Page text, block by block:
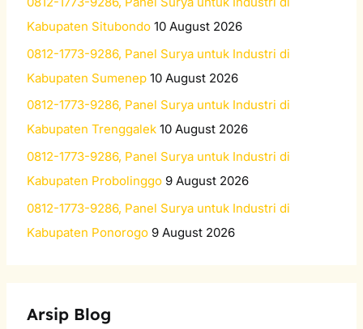
f
Kabupaten Situbondo 10 August 2026
0812-1773-9286, Panel Surya untuk Industri di
Kabupaten Sumenep 10 August 2026
0812-1773-9286, Panel Surya untuk Industri di
Kabupaten Trenggalek 10 August 2026
0812-1773-9286, Panel Surya untuk Industri di
Kabupaten Probolinggo 9 August 2026
0812-1773-9286, Panel Surya untuk Industri di
Kabupaten Ponorogo 9 August 2026
Arsip Blog